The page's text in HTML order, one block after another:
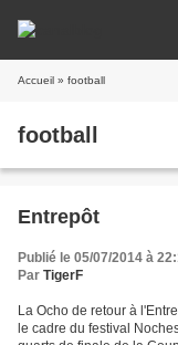
Accueil » football
football
Entrepôt
Publié le 05/07/2014 à
Par TigerF
La Ocho de retour à
le cadre du festival